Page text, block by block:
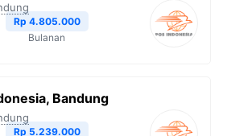
Rp 4.805.000
Bulanan
Bandung
Rp 5.239.000